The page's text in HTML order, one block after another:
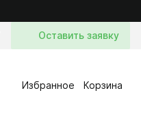
Оставить заявку
Избранное Корзина